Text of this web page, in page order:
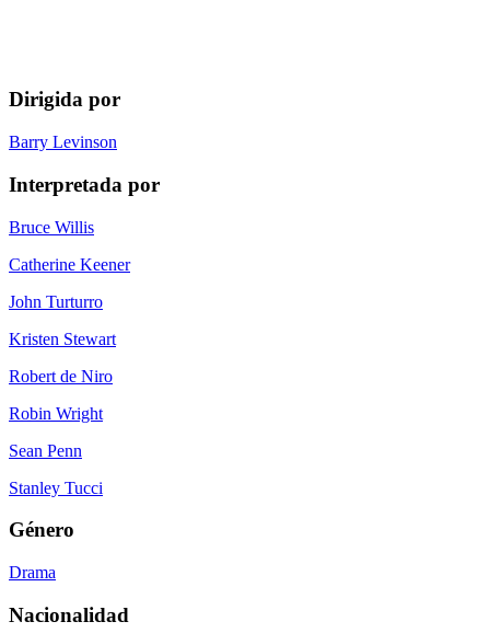
Dirigida por
Barry Levinson
Interpretada por
Bruce Willis
Catherine Keener
John Turturro
Kristen Stewart
Robert de Niro
Robin Wright
Sean Penn
Stanley Tucci
Género
Drama
Nacionalidad